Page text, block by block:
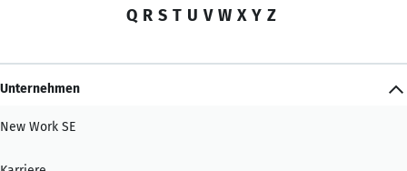
Q R S T U V W X Y Z
Unternehmen
New Work SE